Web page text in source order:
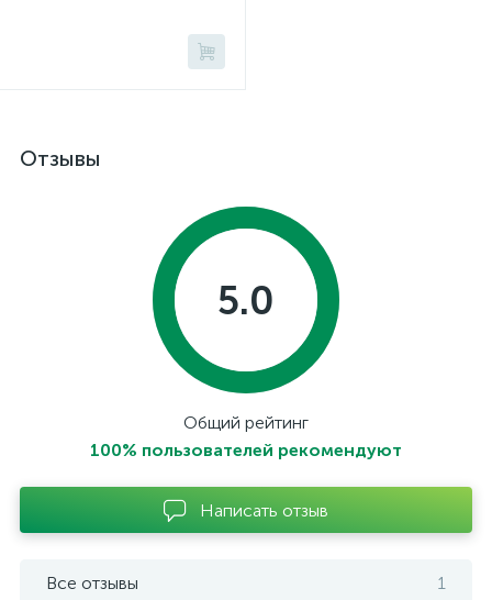
Отзывы
5.0
Общий рейтинг
100% пользователей рекомендуют
Написать отзыв
Все отзывы 1